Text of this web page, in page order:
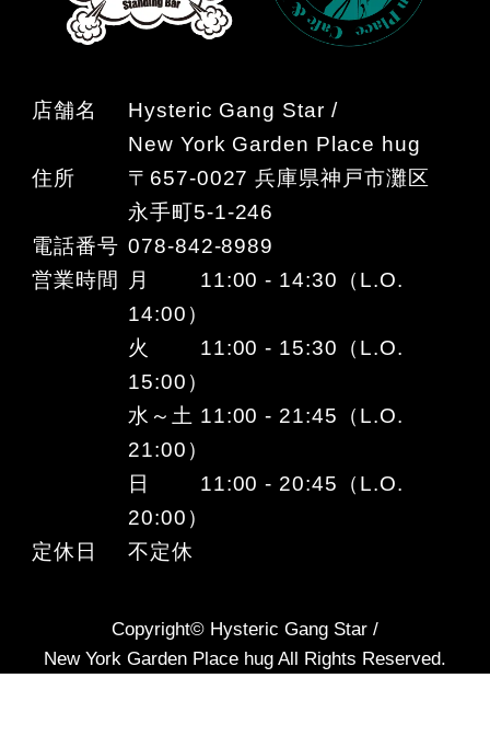
店舗名
Hysteric Gang Star /
New York Garden Place hug
住所
〒657-0027 兵庫県神戸市灘区
永手町5-1-246
電話番号 078-842-8989
営業時間
月 11:00 - 14:30（L.O.
14:00）
火 11:00 - 15:30（L.O.
15:00）
水～土 11:00 - 21:45（L.O.
21:00）
日 11:00 - 20:45（L.O.
20:00）
定休日
不定休
Copyright© Hysteric Gang Star /
New York Garden Place hug All Rights Reserved.